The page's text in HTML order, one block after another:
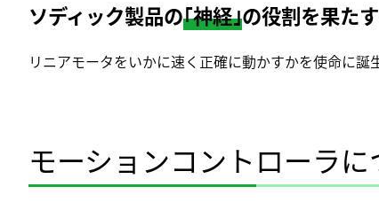
ソディック製品の｢神経｣の役割を果た
リニアモータをいかに速く正確に動かすかを使命に誕
モーションコントローラに